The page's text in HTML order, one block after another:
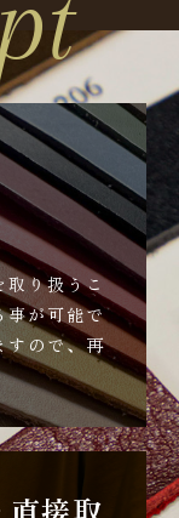
取り扱うこ
事が可能で
すので、再